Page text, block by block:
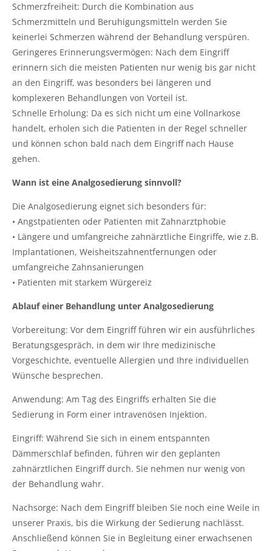
Schmerzfreiheit: Durch die Kombination aus
Schmerzmitteln und Beruhigungsmitteln werden Sie
keinerlei Schmerzen während der Behandlung verspüren.
Geringeres Erinnerungsvermögen: Nach dem Eingriff
erinnern sich die meisten Patienten nur wenig bis gar nicht
an den Eingriff, was besonders bei längeren und
komplexeren Behandlungen von Vorteil ist.
Schnelle Erholung: Da es sich nicht um eine Vollnarkose
handelt, erholen sich die Patienten in der Regel schneller
und können schon bald nach dem Eingriff nach Hause
gehen.
Wann ist eine Analgosedierung sinnvoll?
Die Analgosedierung eignet sich besonders für:
• Angstpatienten oder Patienten mit Zahnarztphobie
• Längere und umfangreiche zahnärztliche Eingriffe, wie z.B.
Implantationen, Weisheitszahnentfernungen oder
umfangreiche Zahnsanierungen
• Patienten mit starkem Würgereiz
Ablauf einer Behandlung unter Analgosedierung
Vorbereitung: Vor dem Eingriff führen wir ein ausführliches
Beratungsgespräch, in dem wir Ihre medizinische
Vorgeschichte, eventuelle Allergien und Ihre individuellen
Wünsche besprechen.
Anwendung: Am Tag des Eingriffs erhalten Sie die
Sedierung in Form einer intravenösen Injektion.
Eingriff: Während Sie sich in einem entspannten
Dämmerschlaf befinden, führen wir den geplanten
zahnärztlichen Eingriff durch. Sie nehmen nur wenig von
der Behandlung wahr.
Nachsorge: Nach dem Eingriff bleiben Sie noch eine Weile in
unserer Praxis, bis die Wirkung der Sedierung nachlässt.
Anschließend können Sie in Begleitung einer erwachsenen